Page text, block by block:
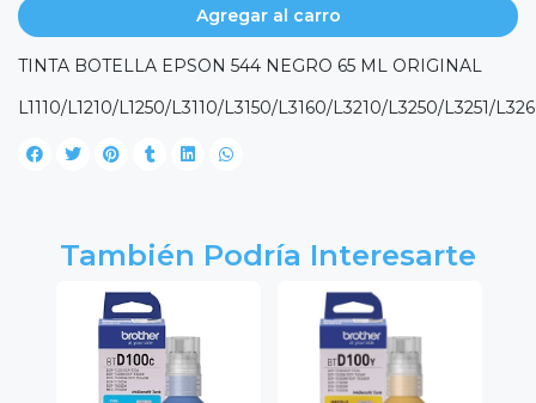
Agregar al carro
TINTA BOTELLA EPSON 544 NEGRO 65 ML ORIGINAL
L1110/L1210/L1250/L3110/L3150/L3160/L3210/L3250/L3251/
También Podría Interesarte